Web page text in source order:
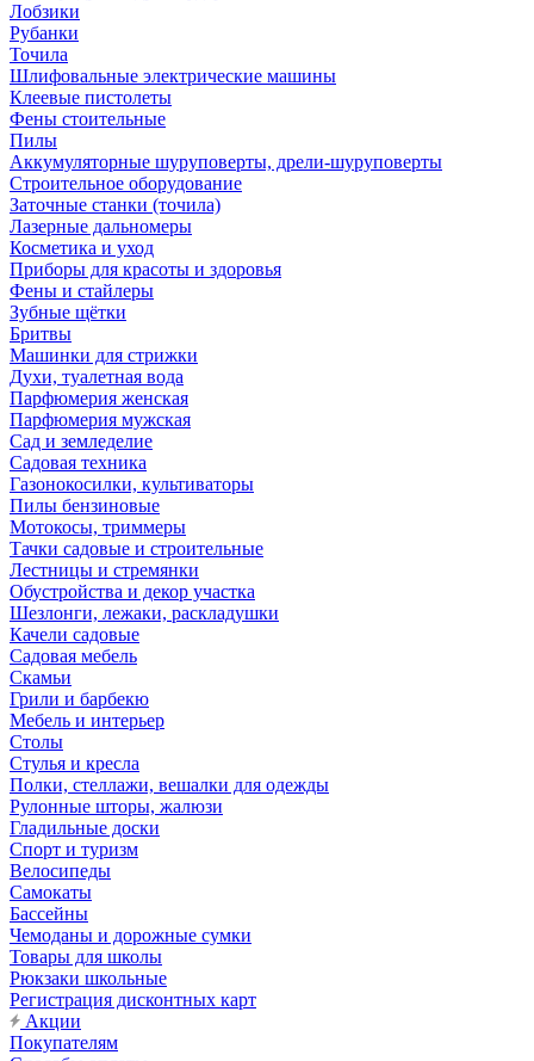
Лобзики
Рубанки
Точила
Шлифовальные электрические машины
Клеевые пистолеты
Фены стоительные
Пилы
Аккумуляторные шуруповерты, дрели-шуруповерты
Строительное оборудование
Заточные станки (точила)
Лазерные дальномеры
Косметика и уход
Приборы для красоты и здоровья
Фены и стайлеры
Зубные щётки
Бритвы
Машинки для стрижки
Духи, туалетная вода
Парфюмерия женская
Парфюмерия мужская
Сад и земледелие
Садовая техника
Газонокосилки, культиваторы
Пилы бензиновые
Мотокосы, триммеры
Тачки садовые и строительные
Лестницы и стремянки
Обустройства и декор участка
Шезлонги, лежаки, раскладушки
Качели садовые
Садовая мебель
Скамьи
Грили и барбекю
Мебель и интерьер
Столы
Стулья и кресла
Полки, стеллажи, вешалки для одежды
Рулонные шторы, жалюзи
Гладильные доски
Спорт и туризм
Велосипеды
Самокаты
Бассейны
Чемоданы и дорожные сумки
Товары для школы
Рюкзаки школьные
Регистрация дисконтных карт
Акции
Покупателям